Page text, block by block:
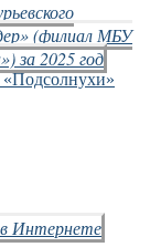
(филиал МБУ
за 2025 год
«Подсолнухи»
Интернете